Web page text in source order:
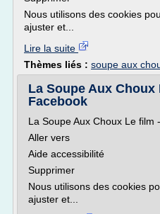
Nous utilisons des cookies
ajuster et...
Lire la suite
Thèmes liés : soupe aux
La Soupe Aux Choux
Facebook
La Soupe Aux Choux Le film
Aller vers
Aide accessibilité
Supprimer
Nous utilisons des cookies
ajuster et...